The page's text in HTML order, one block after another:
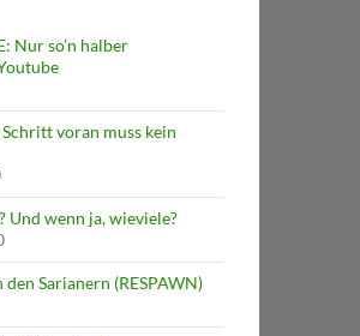
Nur so’n halber
voran muss kein
Und wenn ja, wieviele?
den Sarianern (RESPAWN)